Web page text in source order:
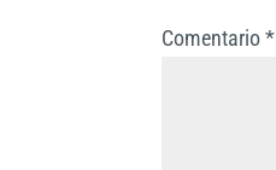
Ir
Comentario*